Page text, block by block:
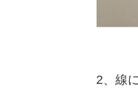
2、線